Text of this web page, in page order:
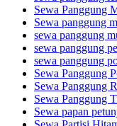
Sewa Panggung
Sewa panggung
sewa panggung
sewa panggung
sewa panggung
Sewa Panggung
Sewa Panggung
Sewa Panggung
Sewa papan